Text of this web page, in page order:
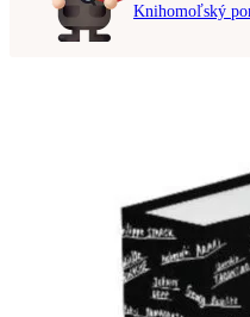
Knihomoľský